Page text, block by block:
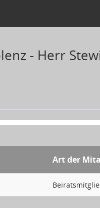
- Herr
Art der